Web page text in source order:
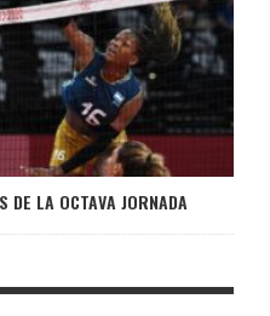
DE LA OCTAVA JORNADA